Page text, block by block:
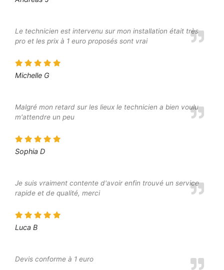
Le technicien est intervenu sur mon installation était très
pro et les prix à 1 euro proposés sont vrai
Michelle G
Malgré mon retard sur les lieux le technicien a bien voulu
m'attendre un peu
Sophia D
Je suis vraiment contente d'avoir enfin trouvé un service
rapide et de qualité, merci
Luca B
Devis conforme à 1 euro